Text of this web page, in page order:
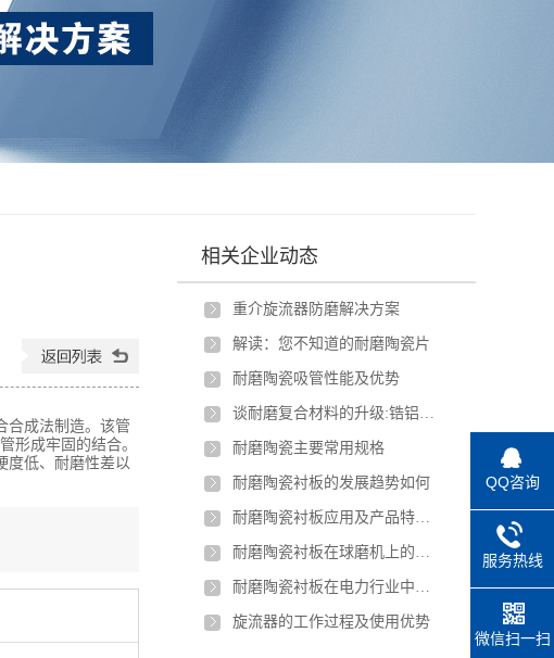
合成法制造。该管
形成牢固的结合。
度低、耐磨性差以
相关企业动态
重介旋流器防磨解决方案
解读：您不知道的耐磨陶瓷片
耐磨陶瓷吸管性能及优势
谈耐磨复合材料的升级:锆铝陶瓷颗粒与···
耐磨陶瓷主要常用规格
耐磨陶瓷衬板的发展趋势如何
耐磨陶瓷衬板应用及产品特点介绍
耐磨陶瓷衬板在球磨机上的应用
耐磨陶瓷衬板在电力行业中如何应用
旋流器的工作过程及使用优势
QQ咨询
服务热线
微信扫一扫